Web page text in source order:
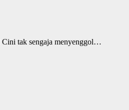
Cini tak sengaja menyenggol…